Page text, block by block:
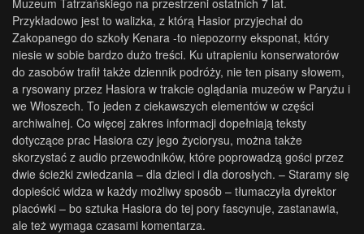
Przykładowo jest to walizka, z którą Hasior przyjechał do
Zakopanego do szkoły Kenara -to niepozorny eksponat, który
niesie w sobie bardzo dużo treści. Ku utrapieniu konserwatorów
do zasobów trafił także dziennik podróży, nie ten pisany słowem,
a rysowany przez Hasiora w trakcie oglądania muzeów w Paryżu i
we Włoszech. To jeden z ciekawszych elementów w części
archiwalnej. Co więcej zakres informacji dopełniają teksty
dotyczące prac Hasiora czy jego życiorysu, można także
skorzystać z audio przewodników, które poprowadzą gości przez
dwie ścieżki zwiedzania – dla dzieci i dla dorosłych. – Staramy się
dopieścić widza w każdy możliwy sposób – tłumaczyła dyrektor
placówki – bo sztuka Hasiora do tej pory fascynuje, zastanawia,
ale też wymaga czasami komentarza.